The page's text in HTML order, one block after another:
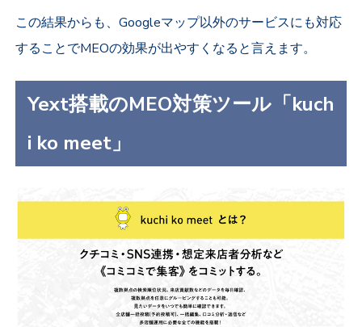
この結果からも、Googleマップ以外のサービスにも対応
することでMEOの効果が出やすくなると言えます。
Yext搭載のMEO対策ツール「kuch
i ko meet」